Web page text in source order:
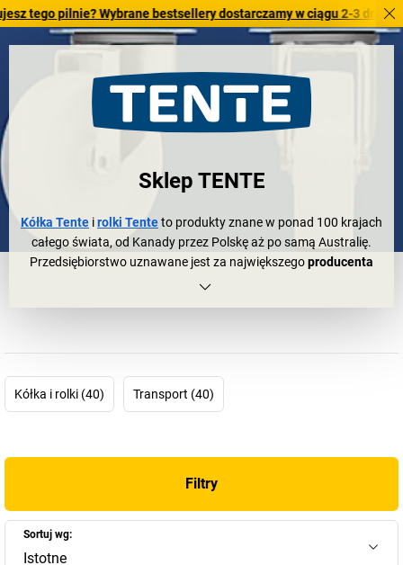
pilnie? Wybrane bestsellery dostarczamy w ciągu 2-3 dni
Sklep TENTE
Kółka Tente irolki Tenteto produkty znane w ponad 100 krajach
całego świata, od Kanady przez Polskę aż po samą Australię.
Przedsiębiorstwo uznawane jest za największegoproducenta
w całej Europie. W jaki sposób kształtowała się
Wermelskirchen – Tente. Stało się to ponad 90 lat temu, w 1923 r.
Początkowo przedsiębiorstwo handlowe specjalizowało się w
początkowo firma Tente produkowała
porównując rozwój firm takich jak Google czy Apple, które swoją
działalność również rozpoczynały w garażach, może być dość
Kółka i rolki (40) Transport (40)
Filtry
Sortuj wg:
Istotne